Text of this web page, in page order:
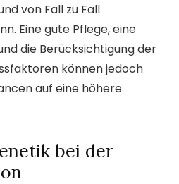
von Fall zu Fall
Eine gute Pflege, eine
die Berücksichtigung der
können jedoch
auf eine höhere
bei der